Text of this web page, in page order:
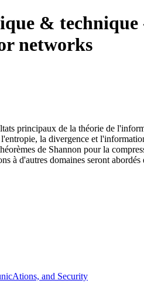
& technique
networks
principaux de la théorie de
la divergence et
de Shannon pour la
à d'autres domaines seront
and Security